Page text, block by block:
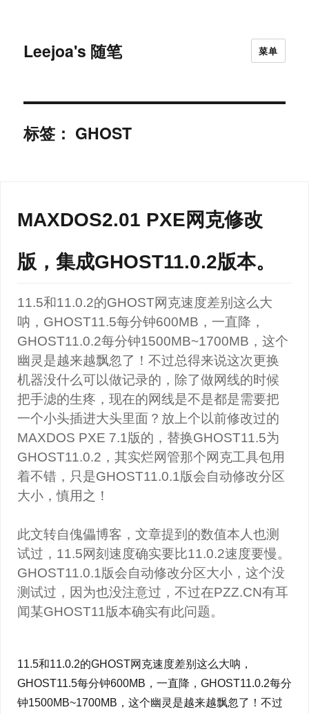
Leejoa's 随笔 菜单
标签： GHOST
MAXDOS2.01 PXE网克修改
版，集成GHOST11.0.2版本。
11.5和11.0.2的GHOST网克速度差别这么大
呐，GHOST11.5每分钟600MB，一直降，
GHOST11.0.2每分钟1500MB~1700MB，这个
幽灵是越来越飘忽了！不过总得来说这次更换
机器没什么可以做记录的，除了做网线的时候
把手滤的生疼，现在的网线是不是都是需要把
一个小头插进大头里面？放上个以前修改过的
MAXDOS PXE 7.1版的，替换GHOST11.5为
GHOST11.0.2，其实烂网管那个网克工具包用
着不错，只是GHOST11.0.1版会自动修改分区
大小，慎用之！
此文转自傀儡博客，文章提到的数值本人也测
试过，11.5网刻速度确实要比11.0.2速度要慢。
GHOST11.0.1版会自动修改分区大小，这个没
测试过，因为也没注意过，不过在PZZ.CN有耳
闻某GHOST11版本确实有此问题。
11.5和11.0.2的GHOST网克速度差别这么大呐，
GHOST11.5每分钟600MB，一直降，GHOST11.0.2每分
钟1500MB~1700MB，这个幽灵是越来越飘忽了！不过